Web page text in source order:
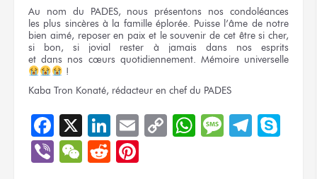
Au nom du PADES, nous présentons
nos condoléances
les plus sincères à la familleéplorée. Puisse l’âme de notre
bien aimé, reposeren paix et le souvenir de cet être si cher,
si bon,
si jovial rester à jamais
dans nos esprits
et dans nos cœurs quotidiennement. Mémoire universelle
!
Kaba Tron Konaté, rédacteur en chef du PADES
Facebook
X LinkedIn
EmailCopyWhatsApp
Message
ViberWeChat
Reddit